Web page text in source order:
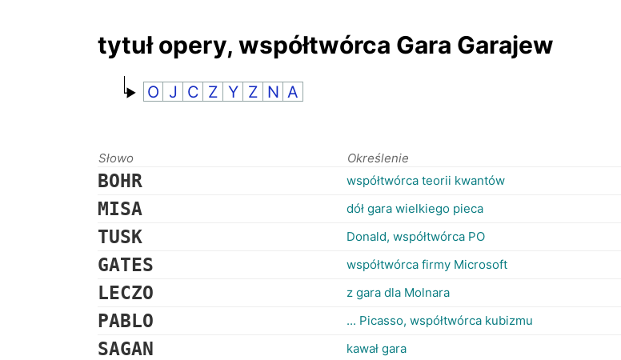
tytuł opery, współtwórca Gara Garajew
O J C Z Y Z N A
Słowo Określenie
BOHR współtwórca teorii kwantów
MISA dół gara wielkiego pieca
TUSK Donald, współtwórca PO
GATES współtwórca firmy Microsoft
LECZO z gara dla Molnara
PABLO ... Picasso, współtwórca kubizmu
SAGAN kawał gara